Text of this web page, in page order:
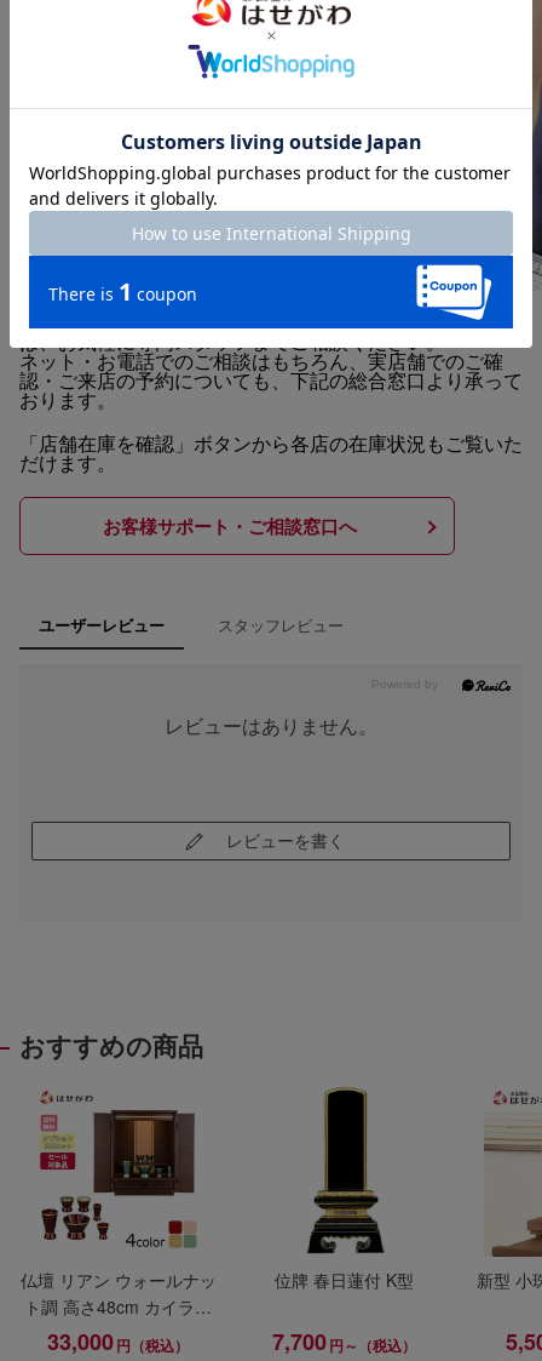
「サイズや色味を詳しく知りたい」「お部屋に合うかプロ
に相談したい」など、商品の選び方やご供養に関する疑問
は、お気軽に専門スタッフまでご相談ください。
ネット・お電話でのご相談はもちろん、実店舗でのご確
認・ご来店の予約についても、下記の総合窓口より承って
おります。
「店舗在庫を確認」ボタンから各店の在庫状況もご覧いた
だけます。
お客様サポート・ご相談窓口へ
ユーザーレビュー スタッフレビュー
レビューはありません。
レビューを書く
おすすめの商品
仏壇 リアン ウォールナッ
ト調 高さ48cm カイラ具
足セット
33,000円（税込）
位牌 春日蓮付 K型
7,700円～（税込）
新型 小